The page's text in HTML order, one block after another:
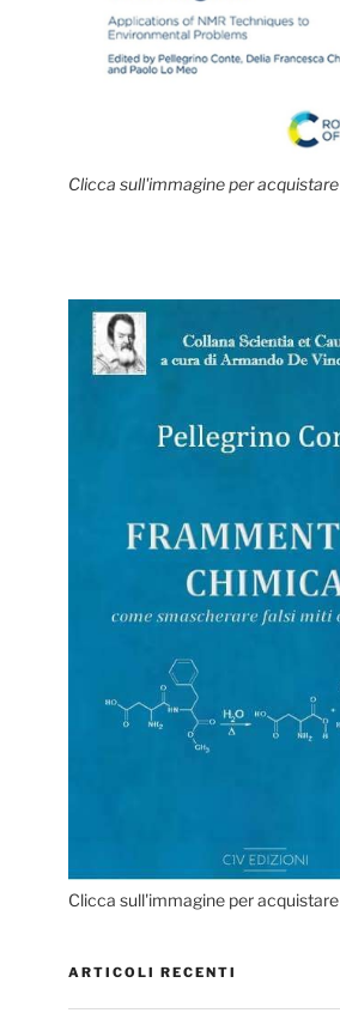
Clicca sull'immagine per acquistare
Clicca sull'immagine per acquistare
ARTICOLI RECENTI